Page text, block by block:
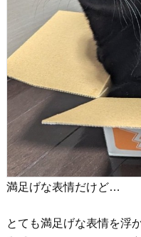
満足げな表情だけど…
とても満足げな表情を浮